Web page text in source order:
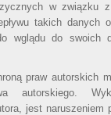
w związku z
takich danych
wglądu do swoich
praw autorskich
autorskiego.
jest naruszeniem